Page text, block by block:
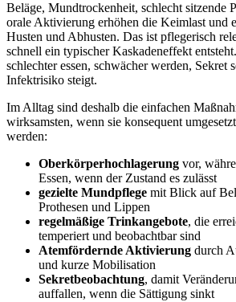
Beläge, Mundtrockenheit, schlecht sitzende
orale Aktivierung erhöhen die Keimlast und
Husten und Abhusten. Das ist pflegerisch
schnell ein typischer Kaskadeneffekt
schlechter essen, schwächer werden, Sekret
Infektrisiko steigt.
Im Alltag sind deshalb die einfachen
wirksamsten, wenn sie konsequent
werden:
Oberkörperhochlagerung vor,
Essen, wenn der Zustand es zulässt
gezielte Mundpflege mit Blick auf
Prothesen und Lippen
regelmäßige Trinkangebote, die
temperiert und beobachtbar sind
Atemfördernde Aktivierung durch
und kurze Mobilisation
Sekretbeobachtung, damit
auffallen, wenn die Sättigung sinkt